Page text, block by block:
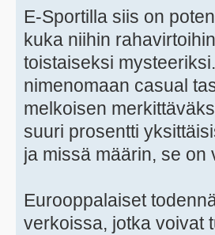
E-Sportilla siis on
kuka niihin
toistaiseksi
nimenomaan casual
melkoisen
suuri prosentti
ja missä määrin, se on
Eurooppalaiset
verkoissa, jotka voivat